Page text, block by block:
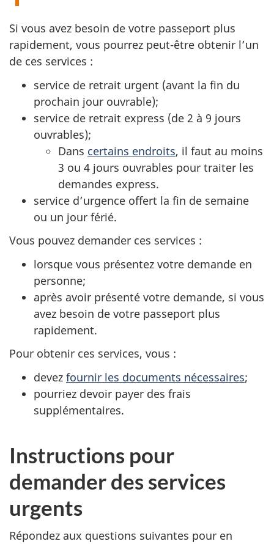
Si vous avez besoin de votre passeport plus
rapidement, vous pourrez peut-être obtenir l’un
de ces services :
service de retrait urgent (avant la fin du
prochain jour ouvrable);
service de retrait express (de 2 à 9 jours
ouvrables);
Dans certains endroits, il faut au moins
3 ou 4 jours ouvrables pour traiter les
demandes express.
service d’urgence offert la fin de semaine
ou un jour férié.
Vous pouvez demander ces services :
lorsque vous présentez votre demande en
personne;
après avoir présenté votre demande, si vous
avez besoin de votre passeport plus
rapidement.
Pour obtenir ces services, vous :
devez fournir les documents nécessaires;
pourriez devoir payer des frais
supplémentaires.
Instructions pour
demander des services
urgents
Répondez aux questions suivantes pour en